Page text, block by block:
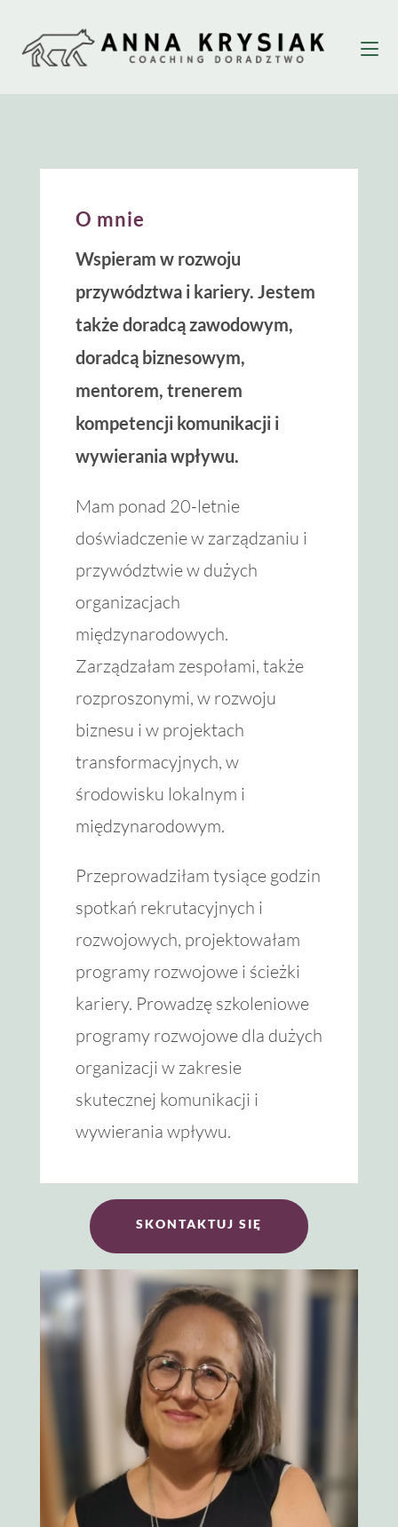
content
O mnie
Wspieram w rozwoju
przywództwa i kariery. Jestem
także doradcą zawodowym,
doradcą biznesowym,
mentorem, trenerem
kompetencji komunikacji i
wywierania wpływu.
Mam ponad 20-letnie
doświadczenie w zarządzaniu i
przywództwie w dużych
organizacjach
międzynarodowych.
Zarządzałam zespołami, także
rozproszonymi, w rozwoju
biznesu i w projektach
transformacyjnych, w
środowisku lokalnym i
międzynarodowym.
Przeprowadziłam tysiące godzin
spotkań rekrutacyjnych i
rozwojowych, projektowałam
programy rozwojowe i ścieżki
kariery. Prowadzę szkoleniowe
programy rozwojowe dla dużych
organizacji w zakresie
skutecznej komunikacji i
wywierania wpływu.
SKONTAKTUJ SIĘ